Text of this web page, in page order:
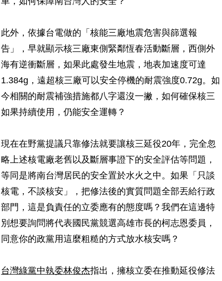
此外，依據台電做的「核能三廠地震危害與篩選報
告」，早就顯示核三廠東側緊鄰恆春活動斷層，西側外
海有逆衝斷層，如果此處發生地震，地表加速度可達
1.384g，遠超核三廠可以安全停機的耐震強度0.72g。如
今相關的耐震補強措施都八字還沒一撇，如何確保核三
如果持續使用，仍能安全運轉？
現在在野黨提議只靠修法就要讓核三延役20年，完全忽
略上述核電廠老舊以及斷層事證下的安全評估等問題，
等同是將南台灣居民的安全置於水火之中。如果「只談
核電，不談核安」，把修法後的實質問題全部丟給行政
部門，這是負責任的立委應有的態度嗎？我們在這邊特
別想要詢問將代表國民黨競選高雄市長的柯志恩委員，
同意你的政黨用這麼粗糙的方式放水核安嗎？
台灣綠黨中執委林俊杰指出，擁核立委在推動延役修法